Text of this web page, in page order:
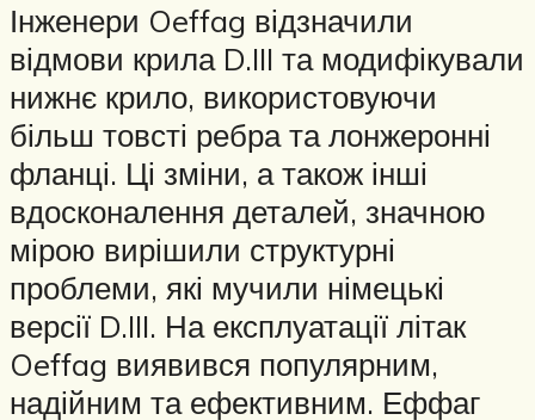
Інженери Oeffag відзначили
відмови крила D.III та модифікували
нижнє крило, використовуючи
більш товсті ребра та лонжеронні
фланці. Ці зміни, а також інші
вдосконалення деталей, значною
мірою вирішили структурні
проблеми, які мучили німецькі
версії D.III. На експлуатації літак
Oeffag виявився популярним,
надійним та ефективним. Еффаг